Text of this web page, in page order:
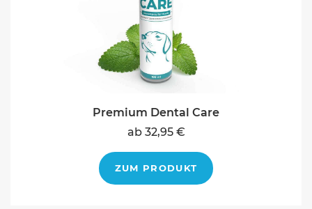
Premium Dental Care
ab 32,95 €
ZUM PRODUKT